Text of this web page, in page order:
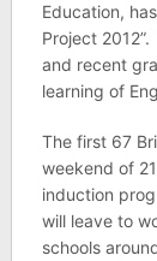
Education,
Project
and recent
learning of
The first 67
weekend of
induction
will leave to
schools